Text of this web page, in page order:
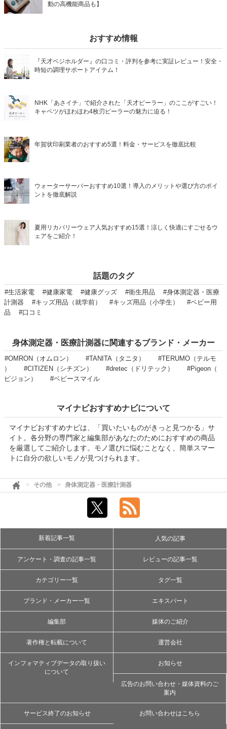
動の高機能商品も】
おすすめ情報
『天才ベジホルダー』の口コミ・評判を参考に実証レビュー！安全・
時短の調理サポートアイテム！
NHK「あさイチ」で紹介された「天才ピーラー」のここがすごい！
キャベツがほわほわ4枚刃ピーラーの魅力に迫る！
年賀状印刷業者のおすすめ5選！料金・サービスを徹底比較
ウォーターサーバーおすすめ10選！導入のメリットや選び方のポイ
ントを徹底解説
夏用リカバリーウェア人気おすすめ15選！涼しく快適にすごせるウ
ェアをご紹介！
話題のタグ
#生活家電 #健康家電 #健康グッズ #衛生用品
#身体測定器・医療
計測器
#キッズ用品（就学前） #キッズ用品（小学生）
#ベビー用
品
#口コミ
身体測定器・医療計測器に関連するブランド・メーカー
#OMRON（オムロン） #TANITA（タニタ）
#TERUMO（テルモ
）
#CITIZEN（シチズン） #dretec（ドリテック）
#Pigeon（
ピジョン）
#ベビースマイル
マイナビおすすめナビについて
マイナビおすすめナビは、「買いたいものがきっと見つかる」サ
イト。各分野の専門家と編集部があなたのためにおすすめの商品
を厳選してご紹介します。モノ選びに悩むことなく、簡単スマー
トに自分の欲しいモノが見つけられます。
その他 身体測定器・医療計測器
新着記事一覧 人気の記事
アンケート・調査の記事一覧 レビューの記事一覧
カテゴリー一覧 タグ一覧
ブランド・メーカー一覧 エキスパート
編集部 媒体のご紹介
著作権と転載について 運営会社
インフォマティブデータの取り扱い
について
お知らせ
広告のお問い合わせ・媒体資料のご
案内
サービス終了のお知らせ お問い合わせはこちら